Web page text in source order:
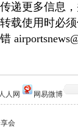
递更多信息
载使用时必
人人网 网易微博
会